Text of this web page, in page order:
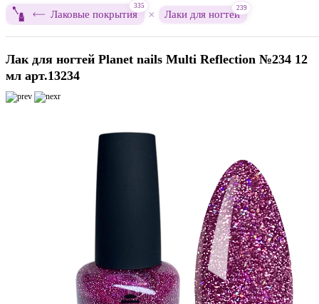
Лаковые покрытия
335
× Лаки для ногтей
239
Лак для ногтей Planet nails Multi Reflection №234 12
мл арт.13234